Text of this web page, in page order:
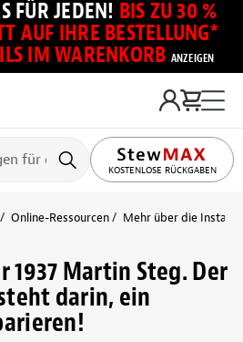
FÜR JEDEN! BIS ZU 30 %
AUF IHRE BESTELLUNG*
IM WARENKORB ANZEIGEN
KOSTENLOSE RÜCKGABEN
Online-Ressourcen Mehr über die
1937 Martin Steg. Der
darin, ein